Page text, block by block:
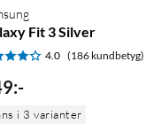
Fit 3 Silver
4.0 (186 kundbetyg)
:-
i 3 varianter